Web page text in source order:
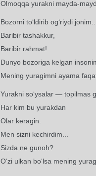
Olmoqqa yurakni mayda-
Bozorni to‘ldirib og‘riydi jonim...
Baribir tashakkur,
Baribir rahmat!
Dunyo bozoriga kelgan
Mening yuragimni ayama
Yurakni so‘ysalar — topilmas
Har kim bu yurakdan
Olar keragin.
Men sizni kechirdim...
Sizda ne gunoh?
O‘zi ulkan bo‘lsa mening